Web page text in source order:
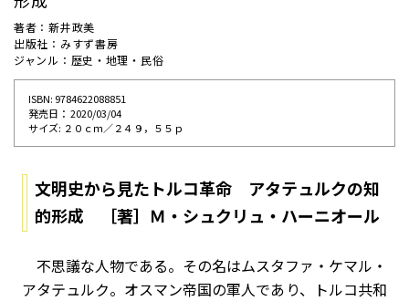
著者：新井政美
出版社：みすず書房
ジャンル：歴史・地理・民俗
ISBN: 9784622088851
発売⽇： 2020/03/04
サイズ: ２０ｃｍ／２４９，５５ｐ
文明史から見たトルコ革命 アタテュルクの知
的形成 ［著］Ｍ・シュクリュ・ハーニオール
不思議な人物である。その名はムスタファ・ケマル・
アタテュルク。オスマン帝国の軍人であり、トルコ共和